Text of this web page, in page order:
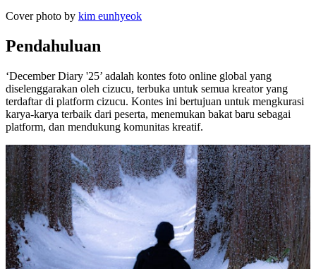
Cover photo by kim eunhyeok
Pendahuluan
‘December Diary '25’ adalah kontes foto online global yang
diselenggarakan oleh cizucu, terbuka untuk semua kreator yang
terdaftar di platform cizucu. Kontes ini bertujuan untuk mengkurasi
karya-karya terbaik dari peserta, menemukan bakat baru sebagai
platform, dan mendukung komunitas kreatif.